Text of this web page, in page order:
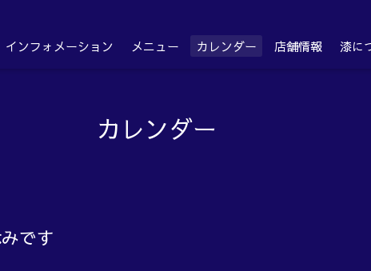
インフォメーション メニュー カレンダー 店舗情報 漆に
カレンダー
です